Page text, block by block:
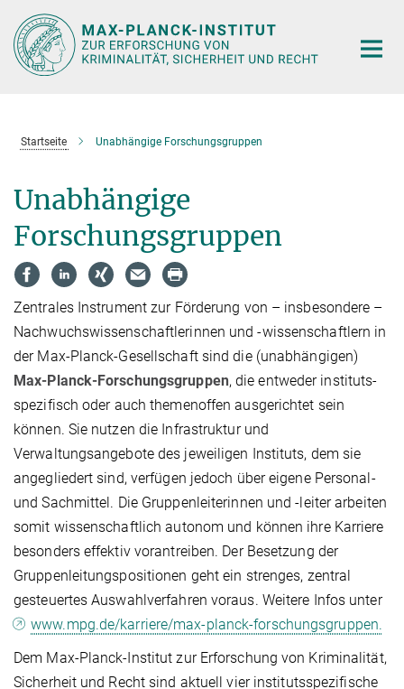
Hauptinhalt
Startseite Unabhängige Forschungsgruppen
Unabhängige
Forschungsgruppen
Zentrales Instrument zur Förderung von – insbesondere –
Nachwuchswissenschaftlerinnen und -wissenschaftlern in
der Max-Planck-Gesellschaft sind die (unabhängigen)
Max-Planck-Forschungsgruppen, die entweder instituts­
spezi­fisch oder auch themenoffen ausgerichtet sein
können. Sie nutzen die Infrastruktur und
Verwaltungsangebote des jeweiligen Instituts, dem sie
angegliedert sind, verfügen jedoch über eigene Personal-
und Sachmittel. Die Gruppen­leiterin­nen und -leiter arbeiten
somit wissenschaftlich autonom und können ihre Karriere
besonders effektiv voran­trei­ben. Der Besetzung der
Gruppenleitungspositionen geht ein strenges, zentral
gesteuertes Auswahlverfahren voraus. Weitere Infos unter
www.mpg.de/karriere/max-planck-forschungsgruppen.
Dem Max-Planck-Institut zur Erforschung von Kriminalität,
Sicherheit und Recht sind aktuell vier institutsspezifische